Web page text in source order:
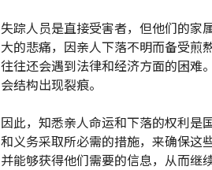
失踪人员是直接受害者，但他们的家
大的悲痛，因亲人下落不明而备受煎
往往还会遇到法律和经济方面的困难
会结构出现裂痕。
因此，知悉亲人命运和下落的权利是
和义务采取所必需的措施，来确保这
并能够获得他们需要的信息，从而继